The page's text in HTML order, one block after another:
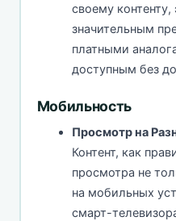
своему контенту,
значительным
платными
доступным без
Мобильность
Просмотр на
Контент, как
просмотра не
на мобильных
смарт-